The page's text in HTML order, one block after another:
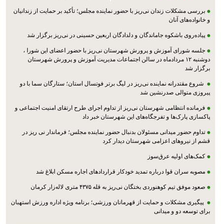
بررسی مشکلات زندان نی‌ریز با حضور نماینده مجلس؛ تأکید بر حمایت از زندانیان
و خانواده‌های آنان
پیاده‌روی باشکوه جاماندگان و دلدادگان اربعین حسینی در نی‌ریز برگزار شد
جلسه شورای آموزش و پرورش شهرستان نی‌ریز با حضور اعضای این شورا ،
دوشنبه ۱۲ مردادماه در سالن اجتماعات مدیریت آموزش و پرورش شهرستان
برگزار شد
شروع مقتدرانه نماینده نی‌ریز در لیگ برتر فوتسال استان؛ ستارگان سما با دو
پیروزی متوالی صدرنشین شد
فرمانده انتظامی شهرستان نی‌ریز از تداوم اجرای طرح ارتقای امنیت اجتماعی و
پاکسازی پارک‌ها و تفرجگاه‌های این شهرستان خبر داد
تداوم حضور میدانی مسئولان بدنبال حضور نماینده مجلس؛ فرماندار نی ریز در
قشم از نیروهای اعزامی شهرستان دیدار کرد
کمک‌های اولیه عرق‌سوز
مصوبه سران قوا درباره تمدید خودکار قراردادهای اجاره مسکن ابلاغ شد
صعود موفق تیم کوهنوردی بختگان نی‌ریز به قله ۴۳۷۵ متری لاله‌زار کرمان
پیگیری مشکلات و حمایت از قهرمانان ورزشی؛ برنامه ویژه اداره ورزش استهبان
برای توسعه دو و میدانی